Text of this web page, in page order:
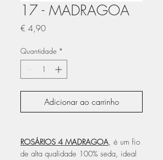
17 - MADRAGOA
€ 4,90Preço
Quantidade *
Adicionar ao carrinho
ROSÁRIOS 4 MADRAGOA, é um fio
de alta qualidade 100% seda, ideal